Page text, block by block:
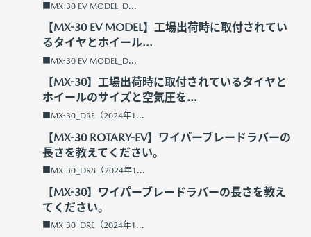
■MX-30 EV MODEL_D...
【MX-30 EV MODEL】工場出荷時に取付されてい
るタイヤとホイール...
■MX-30 EV MODEL_D...
【MX-30】工場出荷時に取付されているタイヤと
ホイールのサイズと空気圧を...
■MX-30_DRE（2024年1...
【MX-30 ROTARY-EV】ワイパーブレードラバーの
長さを教えてください。
■MX-30_DR8（2024年1...
【MX-30】ワイパーブレードラバーの長さを教え
てください。
■MX-30_DRE（2024年1...